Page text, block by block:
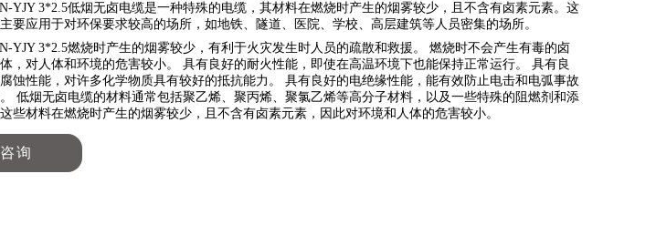
YJY 3*2.5低烟无卤电缆是一种特殊的电缆，其材料在燃烧时产生的烟雾较少，且不含有卤素元素。这
要应用于对环保要求较高的场所，如地铁、隧道、医院、学校、高层建筑等人员密集的场所。
YJY 3*2.5燃烧时产生的烟雾较少，有利于火灾发生时人员的疏散和救援。 燃烧时不会产生有毒的卤
，对人体和环境的危害较小。 具有良好的耐火性能，即使在高温环境下也能保持正常运行。 具有良
蚀性能，对许多化学物质具有较好的抵抗能力。 具有良好的电绝缘性能，能有效防止电击和电弧事故
低烟无卤电缆的材料通常包括聚乙烯、聚丙烯、聚氯乙烯等高分子材料，以及一些特殊的阻燃剂和添
些材料在燃烧时产生的烟雾较少，且不含有卤素元素，因此对环境和人体的危害较小。
询